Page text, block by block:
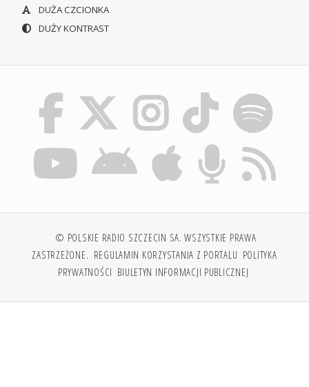
DUŻA CZCIONKA
DUŻY KONTRAST
© POLSKIE RADIO SZCZECIN SA. WSZYSTKIE PRAWA
ZASTRZEŻONE. REGULAMIN KORZYSTANIA Z PORTALU POLITYKA
PRYWATNOŚCI BIULETYN INFORMACJI PUBLICZNEJ